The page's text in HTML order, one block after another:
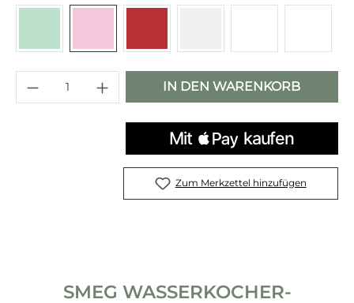
Produkt Anzahl: Gib den
IN DEN WARENKORB
Zum Merkzettel hinzufügen
SMEG WASSERKOCHER-